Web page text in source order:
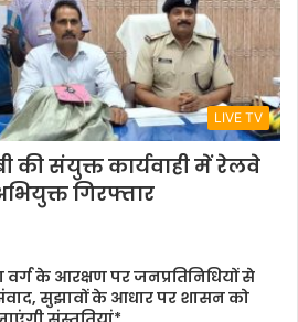
LIVE TV
संयुक्त कार्यवाही में रेलवे
गिरफ्तार
वर्ग के आरक्षण पर जनप्रतिनिधियों से
सुझावों के आधार पर शासन को